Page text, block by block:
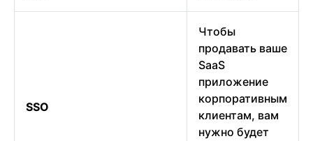
SSO
Чтобы
продавать ваше
SaaS
приложение
корпоративным
клиентам, вам
нужно будет